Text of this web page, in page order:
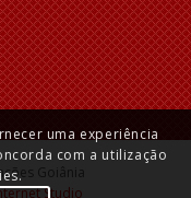
Goiânia
Studio
uma experiência
com a utilização